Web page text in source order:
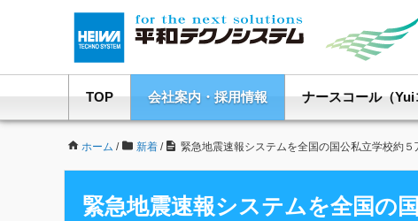
TOP 会社案内・採用情報 ナースコール（Yui
ホーム / 新着 / 緊急地震速報システムを全国の国公私立学校約５
緊急地震速報システムを全国の